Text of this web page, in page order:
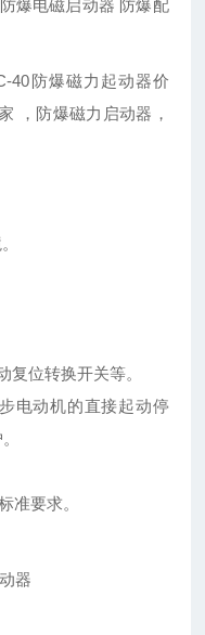
爆电磁启动器 防爆配
40防爆磁力起动器价
，防爆磁力启动器，
复位转换开关等。
电动机的直接起动停
准要求。
器